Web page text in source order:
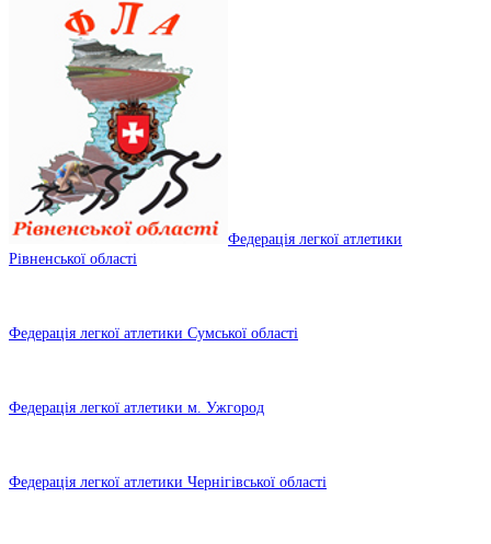
Федерація легкої атлетики
Рівненської області
Федерація легкої атлетики Сумської області
Федерація легкої атлетики м. Ужгород
Федерація легкої атлетики Чернігівської області